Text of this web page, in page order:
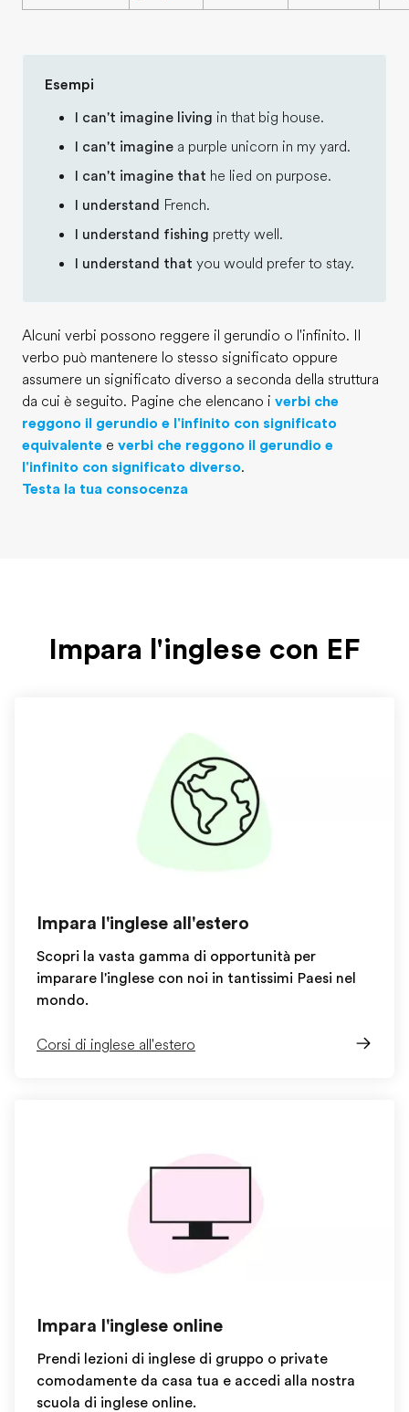
Esempi
I can't imagine living in that big house.
I can't imagine a purple unicorn in my yard.
I can't imagine that he lied on purpose.
I understand French.
I understand fishing pretty well.
I understand that you would prefer to stay.
Alcuni verbi possono reggere il gerundio o l'infinito. Il
verbo può mantenere lo stesso significato oppure
assumere un significato diverso a seconda della struttura
da cui è seguito. Pagine che elencano i verbi che
reggono il gerundio e l'infinito con significato
equivalente e verbi che reggono il gerundio e
l'infinito con significato diverso.
Testa la tua consocenza
Impara l'inglese con EF
Impara l'inglese all'estero
Scopri la vasta gamma di opportunità per
imparare l'inglese con noi in tantissimi Paesi nel
mondo.
Corsi di inglese all'estero
Impara l'inglese online
Prendi lezioni di inglese di gruppo o private
comodamente da casa tua e accedi alla nostra
scuola di inglese online.